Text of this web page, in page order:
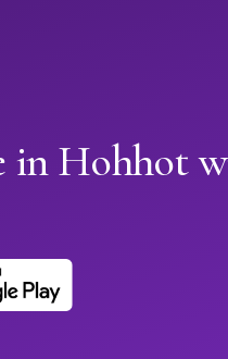
in Hohhot